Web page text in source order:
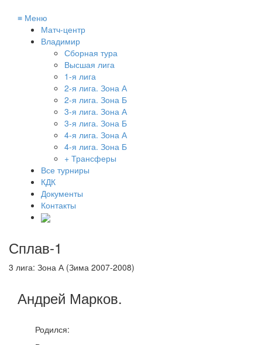
≡ Меню
Матч-центр
Владимир
Сборная тура
Высшая лига
1-я лига
2-я лига. Зона А
2-я лига. Зона Б
3-я лига. Зона А
3-я лига. Зона Б
4-я лига. Зона А
4-я лига. Зона Б
+ Трансферы
Все турниры
КДК
Документы
Контакты
Сплав-1
3 лига: Зона А (Зима 2007-2008)
Андрей Марков.
Родился: